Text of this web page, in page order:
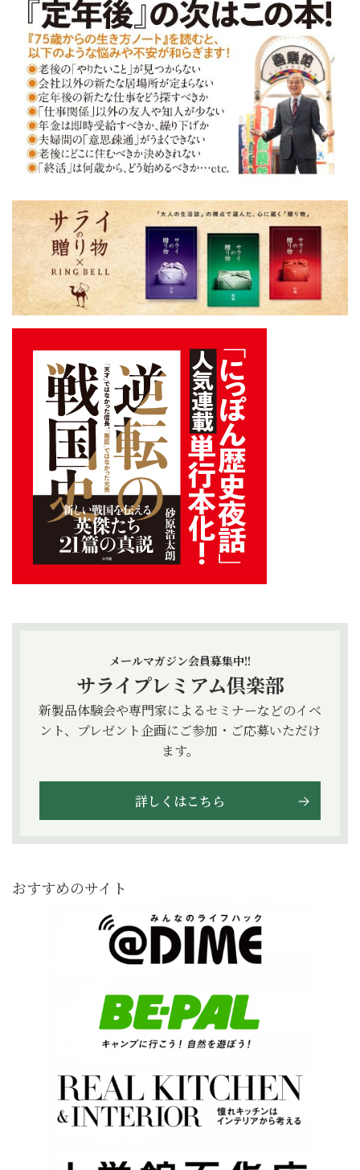
メールマガジン会員募集中!!
サライプレミアム倶楽部
新製品体験会や専門家によるセミナーなどのイベ
ント、プレゼント企画にご参加・ご応募いただけ
ます。
詳しくはこちら
おすすめのサイト